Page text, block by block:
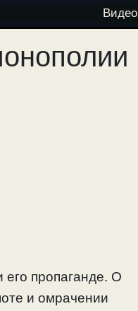
Видео
пропаганде. О
и омрачении